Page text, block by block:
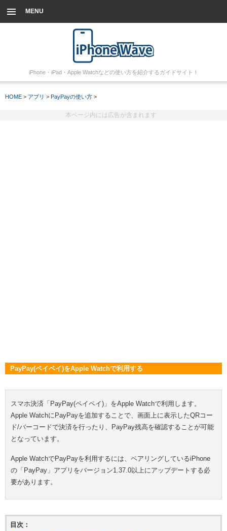
MENU
iPhone・iPad・Apple Watchなどの使い方を紹介するガイドサイト！
HOME > アプリ > PayPayの使い方 >
本ページ内には広告が含まれます
PayPay(ペイペイ)をApple Watchで利用する
スマホ決済「PayPay(ペイペイ)」をApple Watchで利用します。
Apple WatchにPayPayを追加することで、画面上に表示したQRコー
ド/バーコードで決済を行ったり、PayPay残高を確認することが可能
となっています。
Apple WatchでPayPayを利用するには、ペアリングしているiPhone
の「PayPay」アプリをバージョン1.37.0以上にアップデートする必
要があります。
目次：